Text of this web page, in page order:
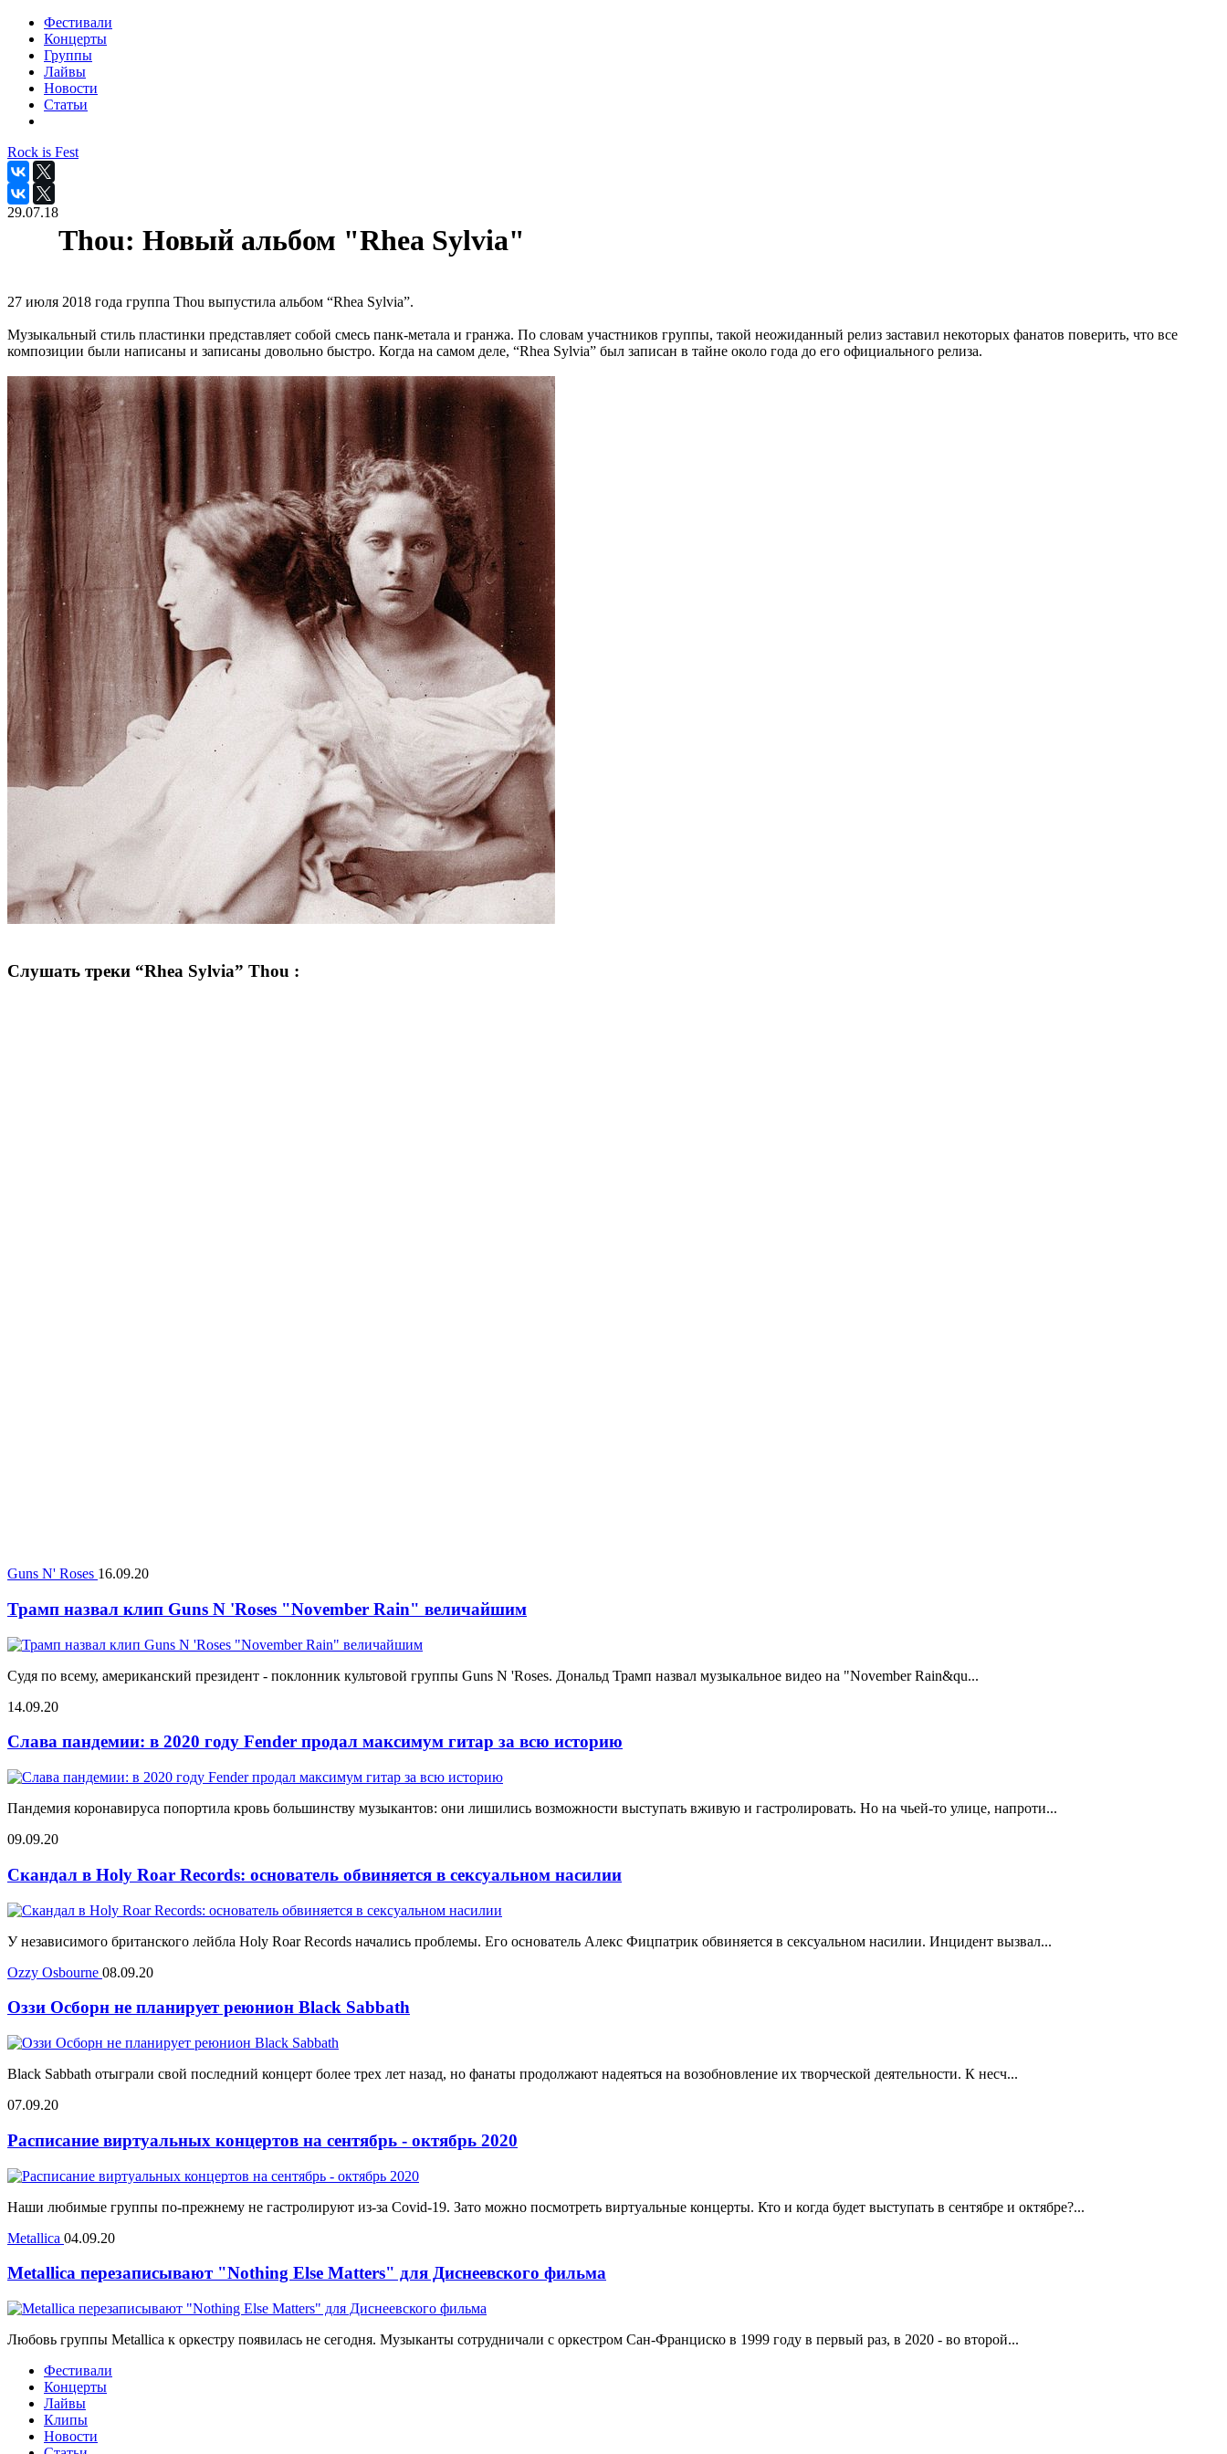
Фестивали
Концерты
Группы
Лайвы
Новости
Статьи
Rock is Fest
29.07.18
Thou: Новый альбом "Rhea Sylvia"
27 июля 2018 года группа Thou выпустила альбом “Rhea Sylvia”.
Музыкальный стиль пластинки представляет собой смесь панк-метала и гранжа. По словам участников группы, такой неожиданный релиз заставил некоторых фанатов поверить, что все
композиции были написаны и записаны довольно быстро. Когда на самом деле, “Rhea Sylvia” был записан в тайне около года до его официального релиза.
Слушать треки “Rhea Sylvia” Thou :
Guns N' Roses 16.09.20
Трамп назвал клип Guns N 'Roses "November Rain" величайшим
Судя по всему, американский президент - поклонник культовой группы Guns N 'Roses. Дональд Трамп назвал музыкальное видео на "November Rain&qu...
14.09.20
Слава пандемии: в 2020 году Fender продал максимум гитар за всю историю
Пандемия коронавируса попортила кровь большинству музыкантов: они лишились возможности выступать вживую и гастролировать. Но на чьей-то улице, напроти...
09.09.20
Скандал в Holy Roar Records: основатель обвиняется в сексуальном насилии
У независимого британского лейбла Holy Roar Records начались проблемы. Его основатель Алекс Фицпатрик обвиняется в сексуальном насилии. Инцидент вызвал...
Ozzy Osbourne 08.09.20
Оззи Осборн не планирует реюнион Black Sabbath
Black Sabbath отыграли свой последний концерт более трех лет назад, но фанаты продолжают надеяться на возобновление их творческой деятельности. К несч...
07.09.20
Расписание виртуальных концертов на сентябрь - октябрь 2020
Наши любимые группы по-прежнему не гастролируют из-за Covid-19. Зато можно посмотреть виртуальные концерты. Кто и когда будет выступать в сентябре и октябре?...
Metallica 04.09.20
Metallica перезаписывают "Nothing Else Matters" для Диснеевского фильма
Любовь группы Metallica к оркестру появилась не сегодня. Музыканты сотрудничали с оркестром Сан-Франциско в 1999 году в первый раз, в 2020 - во второй...
Фестивали
Концерты
Лайвы
Клипы
Новости